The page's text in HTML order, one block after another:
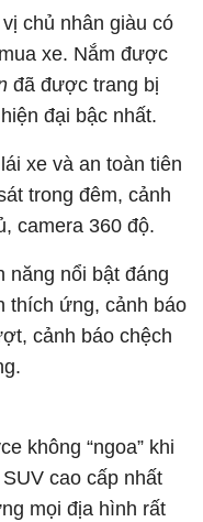
chủ nhân giàu có
xe. Nắm được
đã được trang bị
đại bậc nhất.
xe và an toàn tiên
trong đêm, cảnh
camera 360 độ.
năng nổi bật đáng
thích ứng, cảnh báo
cảnh báo chệch
không “ngoa” khi
cao cấp nhất
mọi địa hình rất